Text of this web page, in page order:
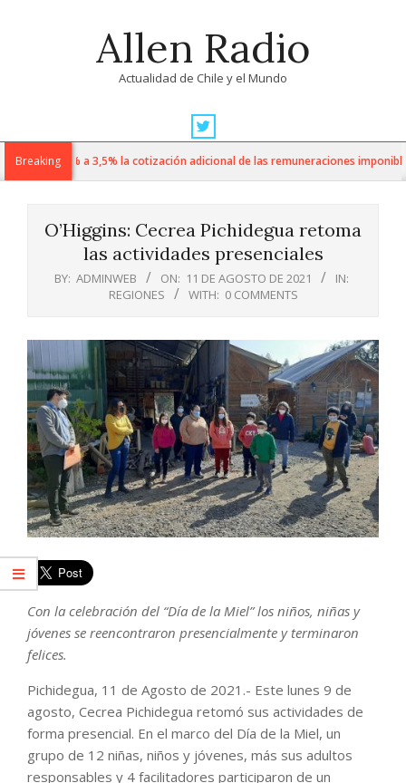
Allen Radio
Actualidad de Chile y el Mundo
Navigation
MenuBreaking
de 1% a 3,5% la cotización adicional de las remuneraciones imponibles
O’Higgins: Cecrea Pichidegua retoma
las actividades presenciales
BY: ADMINWEB ON: 11 DE AGOSTO DE 2021
IN:
REGIONES
WITH: 0 COMMENTS
Con la celebración del “Día de la Miel” los niños, niñas y
jóvenes se reencontraron presencialmente y terminaron
felices.
Pichidegua, 11 de Agosto de 2021.- Este lunes 9 de
agosto, Cecrea Pichidegua retomó sus actividades de
forma presencial. En el marco del Día de la Miel, un
grupo de 12 niñas, niños y jóvenes, más sus adultos
responsables y 4 facilitadores participaron de un